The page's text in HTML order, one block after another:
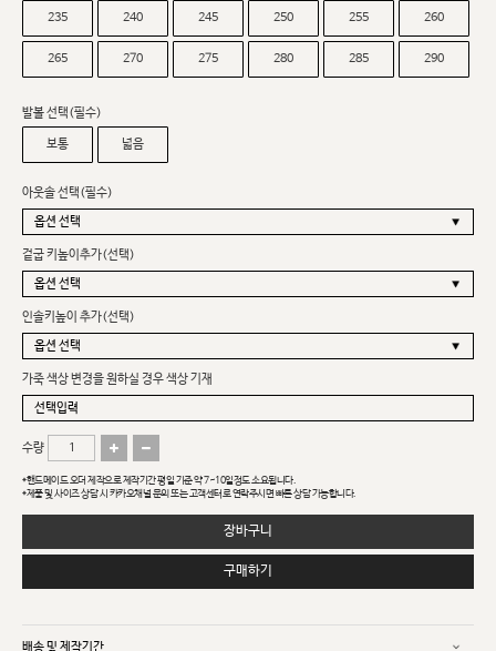
235 240 245 250 255 260
265 270 275 280 285 290
발볼 선택(필수)
보통 넓음
아웃솔 선택(필수)
겉굽 키높이추가(선택)
인솔키높이 추가(선택)
가죽 색상 변경을 원하실 경우 색상 기재
수량
*핸드메이드 오더 제작으로 제작기간 평일 기준 약 7~10일정도 소요됩니다.
*제품 및 사이즈 상담 시 카카오채널 문의 또는 고객센터로 연락주시면 빠른 상담 가능합니다.
장바구니
구매하기
배송 및 제작기간